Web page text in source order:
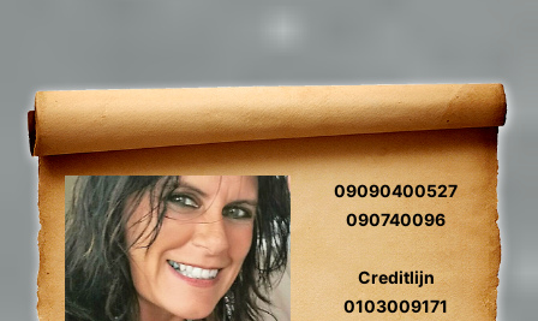
09090400527
090740096
Creditlijn
0103009171